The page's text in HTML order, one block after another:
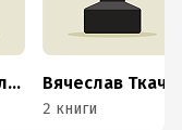
Сергей Гаврилов
2 книги